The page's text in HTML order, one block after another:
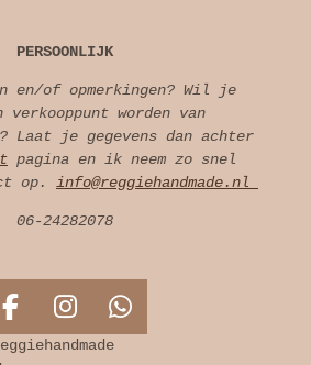
PERSOONLIJK
en/of opmerkingen? Wil je
verkooppunt worden van
Laat je gegevens dan achter
pagina en ik neem zo snel
op. info@reggiehandmade.nl
06-24282078
F
a
I
n
W